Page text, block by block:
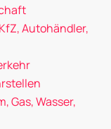
Autohändler,
Gas, Wasser,